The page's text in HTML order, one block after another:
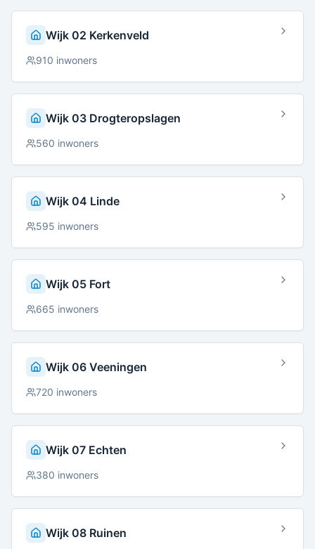
Wijk 02 Kerkenveld
910 inwoners
Wijk 03 Drogteropslagen
560 inwoners
Wijk 04 Linde
595 inwoners
Wijk 05 Fort
665 inwoners
Wijk 06 Veeningen
720 inwoners
Wijk 07 Echten
380 inwoners
Wijk 08 Ruinen